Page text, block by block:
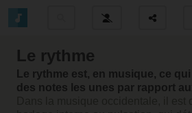
Le rythme
Le rythme est, en musique, ce
des notes les unes par rapport